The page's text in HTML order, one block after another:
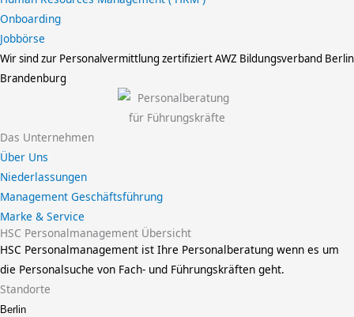
Onboarding
Jobbörse
Wir sind zur Personalvermittlung zertifiziertAWZ Bildungsverband Berlin
Brandenburg
Das Unternehmen
Über Uns
Niederlassungen
Management Geschäftsführung
Marke & Service
HSC Personalmanagement Übersicht
HSC Personalmanagement ist Ihre Personalberatung wenn es um
die Personalsuche von Fach- und Führungskräften geht.
Standorte
Berlin